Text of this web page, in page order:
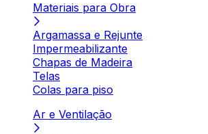
Materiais para Obra
Argamassa e Rejunte
Impermeabilizante
Chapas de Madeira
Telas
Colas para piso
Ar e Ventilação